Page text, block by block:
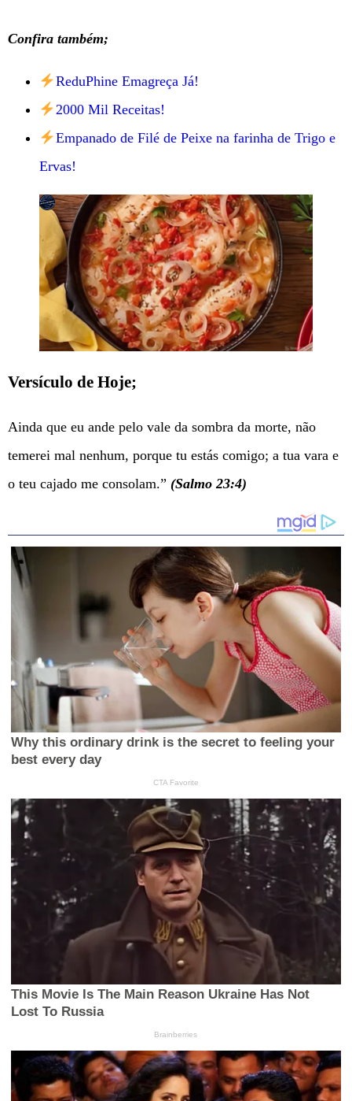
Confira também;
ReduPhine Emagreça Já!
2000 Mil Receitas!
Empanado de Filé de Peixe na farinha de Trigo e
Ervas!
Versículo de Hoje;
Ainda que eu ande pelo vale da sombra da morte, não
temerei mal nenhum, porque tu estás comigo; a tua vara e
o teu cajado me consolam.” (Salmo 23:4)